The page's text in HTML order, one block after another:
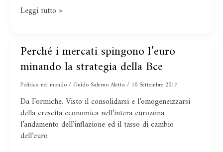
Bretagna
Leggi tutto »
Perché i mercati spingono l’euro
minando la strategia della Bce
Politica nel mondo/ Guido Salerno Aletta/ 10 Settembre 2017
Da Formiche. Visto il consolidarsi e l’omogeneizzarsi
della crescita economica nell’intera eurozona,
l’andamento dell’inflazione ed il tasso di cambio
dell’euro
Perché
mercati
spingono
l’euro
minando
la
strategia
della